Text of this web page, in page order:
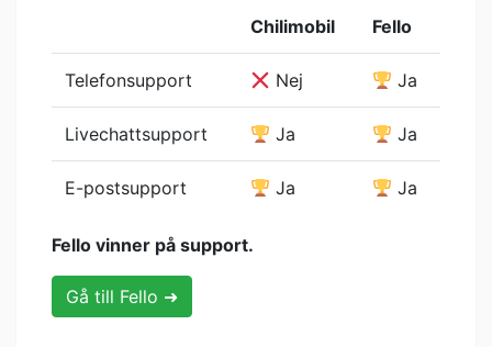
Chilimobil Fello
Telefonsupport Nej Ja
Livechattsupport Ja Ja
E-postsupport Ja Ja
Fello vinner på support.
Gå till Fello ➜